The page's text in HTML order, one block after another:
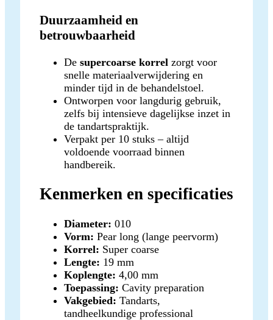
Duurzaamheid en
betrouwbaarheid
De supercoarse korrel zorgt voor
snelle materiaalverwijdering en
minder tijd in de behandelstoel.
Ontworpen voor langdurig gebruik,
zelfs bij intensieve dagelijkse inzet in
de tandartspraktijk.
Verpakt per 10 stuks – altijd
voldoende voorraad binnen
handbereik.
Kenmerken en specificaties
Diameter: 010
Vorm: Pear long (lange peervorm)
Korrel: Super coarse
Lengte: 19 mm
Koplengte: 4,00 mm
Toepassing: Cavity preparation
Vakgebied: Tandarts,
tandheelkundige professional